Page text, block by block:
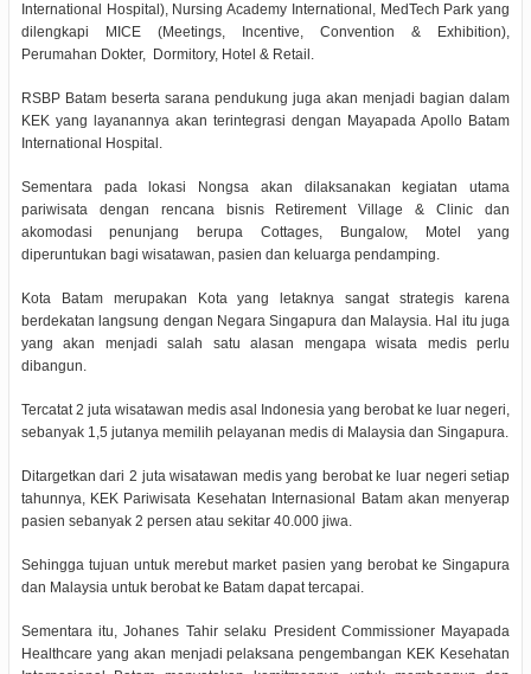
International Hospital), Nursing Academy International, MedTech Park yang
dilengkapi MICE (Meetings, Incentive, Convention & Exhibition),
Perumahan Dokter, Dormitory, Hotel & Retail.
RSBP Batam beserta sarana pendukung juga akan menjadi bagian dalam
KEK yang layanannya akan terintegrasi dengan Mayapada Apollo Batam
International Hospital.
Sementara pada lokasi Nongsa akan dilaksanakan kegiatan utama
pariwisata dengan rencana bisnis Retirement Village & Clinic dan
akomodasi penunjang berupa Cottages, Bungalow, Motel yang
diperuntukan bagi wisatawan, pasien dan keluarga pendamping.
Kota Batam merupakan Kota yang letaknya sangat strategis karena
berdekatan langsung dengan Negara Singapura dan Malaysia. Hal itu juga
yang akan menjadi salah satu alasan mengapa wisata medis perlu
dibangun.
Tercatat 2 juta wisatawan medis asal Indonesia yang berobat ke luar negeri,
sebanyak 1,5 jutanya memilih pelayanan medis di Malaysia dan Singapura.
Ditargetkan dari 2 juta wisatawan medis yang berobat ke luar negeri setiap
tahunnya, KEK Pariwisata Kesehatan Internasional Batam akan menyerap
pasien sebanyak 2 persen atau sekitar 40.000 jiwa.
Sehingga tujuan untuk merebut market pasien yang berobat ke Singapura
dan Malaysia untuk berobat ke Batam dapat tercapai.
Sementara itu, Johanes Tahir selaku President Commissioner Mayapada
Healthcare yang akan menjadi pelaksana pengembangan KEK Kesehatan